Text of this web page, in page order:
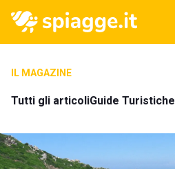
IL MAGAZINE
Tutti gli articoliGuide Turistiche